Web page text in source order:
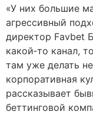
«У них большие
агрессивный
директор Favbet
какой‑то канал,
там уже делать
корпоративная
рассказывает
беттинговой